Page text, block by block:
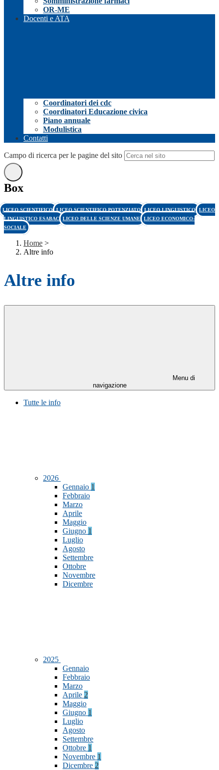
OR-ME
Docenti e ATA
Coordinatori dei cdc
Coordinatori Educazione civica
Piano annuale
Modulistica
Contatti
Campo di ricerca per le pagine del sito
Box
LICEO SCIENTIFICO LICEO SCIENTIFICO POTENZIATO LICEO LINGUISTICO LICEO
LINGUISTICO ESABAC LICEO DELLE SCIENZE UMANE LICEO ECONOMICO-
SOCIALE
Home >
Altre info
Altre info
Menu di
navigazione
Tutte le info
2026
Gennaio 1
Febbraio
Marzo
Aprile
Maggio
Giugno 1
Luglio
Agosto
Settembre
Ottobre
Novembre
Dicembre
2025
Gennaio
Febbraio
Marzo
Aprile 2
Maggio
Giugno 1
Luglio
Agosto
Settembre
Ottobre 1
Novembre 1
Dicembre 2